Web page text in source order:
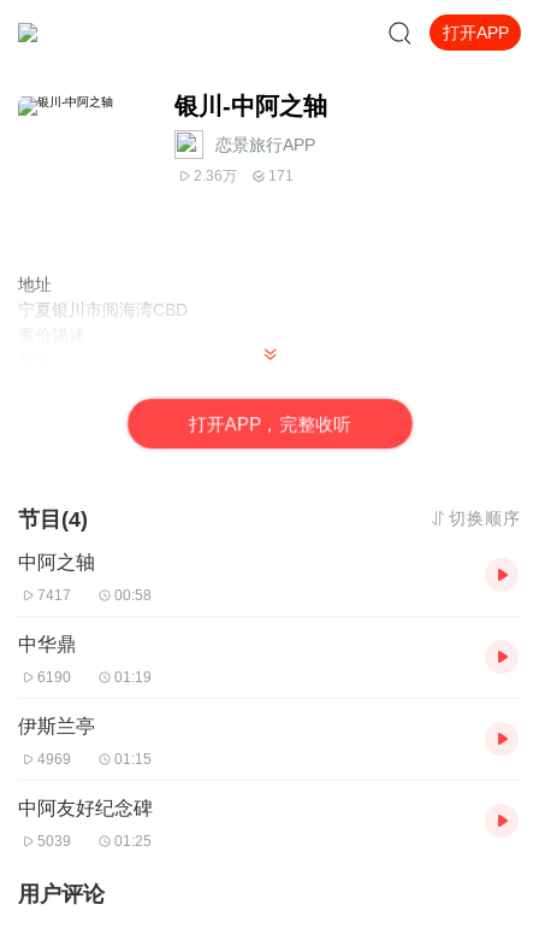
打开APP
银川-中阿之轴
恋景旅行APP
2.36万 171
地址
宁夏银川市阅海湾CBD
打开APP，完整收听
节目(4) 切换顺序
中阿之轴
7417 00:58
中华鼎
6190 01:19
伊斯兰亭
4969 01:15
中阿友好纪念碑
5039 01:25
用户评论